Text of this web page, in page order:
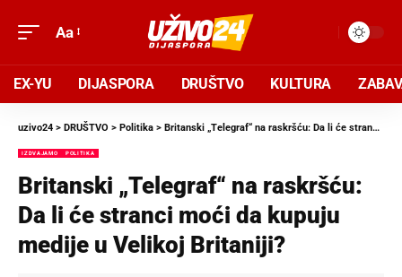
Aa
EX-YU DIJASPORA DRUŠTVO KULTURA
uzivo24 > DRUŠTVO > Politika > Britanski „Telegraf“ na raskršću: Da li će stranci moći da kupuju medije u Velikoj Britaniji?
IZDVAJAMO POLITIKA
Britanski „Telegraf“ na raskršću:
Da li će stranci moći da kupuju
medije u Velikoj Britaniji?